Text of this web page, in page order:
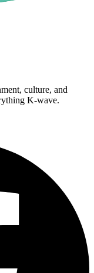
culture, and
K-wave.